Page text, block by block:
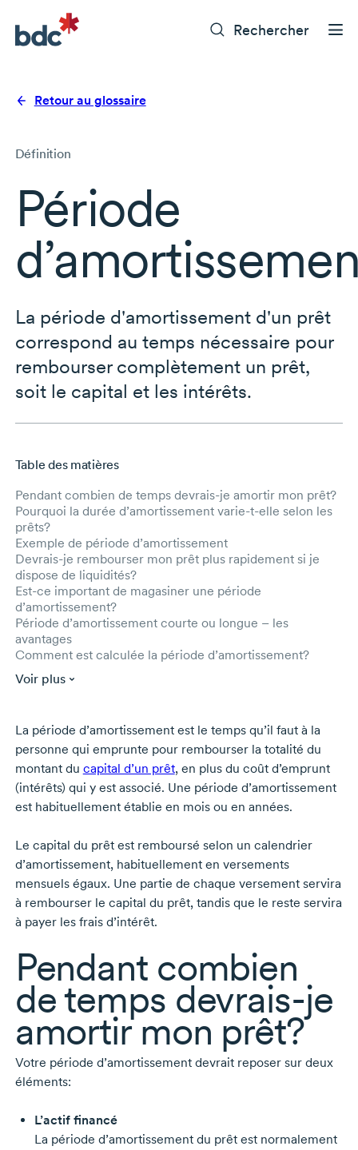
Rechercher
Retour au glossaire
Définition
Période
La période d'amortissement d'un prêt
correspond au temps nécessaire pour
rembourser complètement un prêt,
soit le capital et les intérêts.
Aller au contenu principal
Table des matières
Pendant combien de temps devrais-je amortir mon prêt?
Pourquoi la durée d’amortissement varie-t-elle selon les
prêts?
Exemple de période d’amortissement
Devrais-je rembourser mon prêt plus rapidement si je
dispose de liquidités?
Est-ce important de magasiner une période
d’amortissement?
Période d’amortissement courte ou longue – les
avantages
Comment est calculée la période d’amortissement?
Voir plus
La période d’amortissement est le temps qu’il faut à la
personne qui emprunte pour rembourser la totalité du
montant du capital d’un prêt, en plus du coût d’emprunt
(intérêts) qui y est associé. Une période d’amortissement
est habituellement établie en mois ou en années.
Le capital du prêt est remboursé selon un calendrier
d’amortissement, habituellement en versements
mensuels égaux. Une partie de chaque versement servira
à rembourser le capital du prêt, tandis que le reste servira
à payer les frais d’intérêt.
Pendant combien
de temps devrais-je
amortir mon prêt?
Votre période d’amortissement devrait reposer sur deux
éléments:
L’actif financé
La période d’amortissement du prêt est normalement